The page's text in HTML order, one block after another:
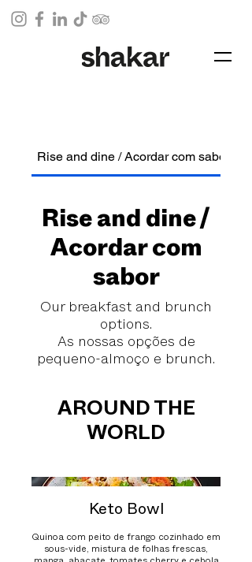
Rise and dine / Acordar com sabor
Rise and dine /
Acordar com
sabor
Our breakfast and brunch
options.
As nossas opções de
pequeno-almoço e brunch.
AROUND THE
WORLD
Keto Bowl
Quinoa com peito de frango cozinhado em
sous-vide, mistura de folhas frescas,